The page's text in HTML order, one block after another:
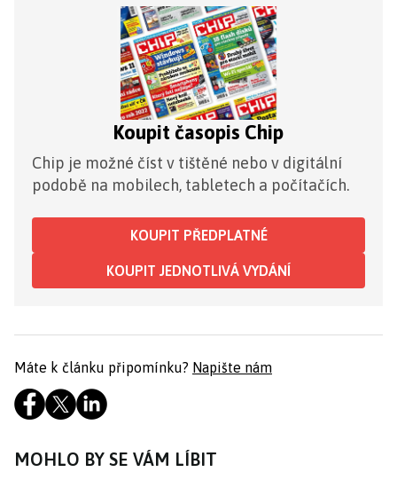
Koupit časopis Chip
Chip je možné číst v tištěné nebo v digitální
podobě na mobilech, tabletech a počítačích.
KOUPIT PŘEDPLATNÉ
KOUPIT JEDNOTLIVÁ VYDÁNÍ
Máte k článku připomínku? Napište nám
MOHLO BY SE VÁM LÍBIT